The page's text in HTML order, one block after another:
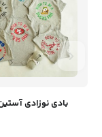
بادی نوزادی